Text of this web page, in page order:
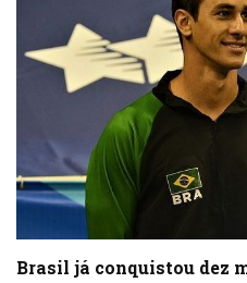
Brasil já conquistou dez